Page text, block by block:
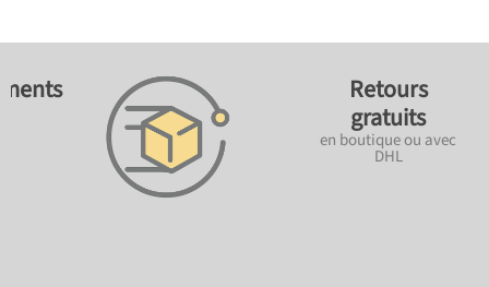
Retours
gratuits
en boutique ou avec
DHL